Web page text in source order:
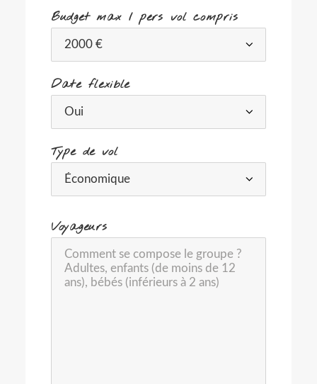
Budget max / pers vol compris
Date flexible
Type de vol
Voyageurs